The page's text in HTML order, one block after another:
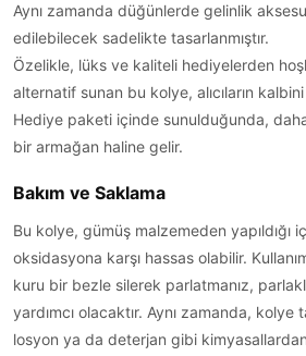
Aynı zamanda düğünlerde gelinlik
edilebilecek sadelikte tasarlanmıştır.
Özelikle, lüks ve kaliteli hediyelerden
alternatif sunan bu kolye, alıcıların
Hediye paketi içinde sunulduğunda,
bir armağan haline gelir.
Bakım ve Saklama
Bu kolye, gümüş malzemeden yapıldığı
oksidasyona karşı hassas olabilir.
kuru bir bezle silerek parlatmanız,
yardımcı olacaktır. Aynı zamanda, kolye
losyon ya da deterjan gibi